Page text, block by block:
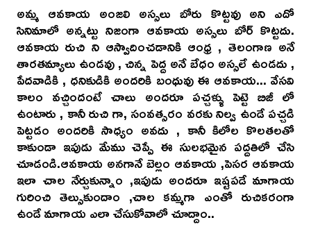
అమ్మ ఆవకాయ అంజలి అస్సలు బోరు కొట్టవు అని ఎదో
సినిమాలో అన్నట్టు నిజంగా ఆవకాయ అస్సలు బోర్ కొట్టదు.
ఆవకాయ రుచి ని ఆస్వాదించడానికి ఆంధ్ర , తెలంగాణ అనే
తారతమ్యాలు ఉండవు , చిన్న పెద్ద అనే బేధం అస్సలే ఉండదు ,
పేదవాడికి , ధనికుడికి అందరికి బంధువు ఈ ఆవకాయ... వేసవి
కాలం వచ్చిందంటే చాలు అందరూ పచ్చళ్ళు పెట్టె బిజీ లో
ఉంటారు , కానీ రుచి గా, సంవత్సరం వరకు నిల్వ ఉండే పచ్చడి
పెట్టడం అందరికి సాధ్యం అవదు , కానీ కిలోల కొలతలతో
కాకుండా ఇపుడు మేము చెప్పే ఈ సులభమైన పద్దతిలో చేసి
చూడండి.ఆవకాయ అనగానే బెల్లం ఆవకాయ ,పెసర ఆవకాయ
ఇలా చాల నేర్చుకున్నాం ,ఇపుడు అందరూ ఇష్టపడే మాగాయ
గురించి తెల్సుకుందాం ,చాల కమ్మగా ఎంతో రుచికరంగా
ఉండే మాగాయ ఎలా చేసుకోవాలో చూద్దాం..